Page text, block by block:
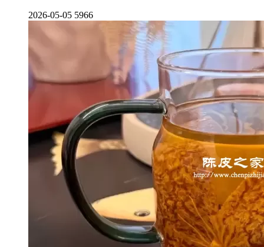
2026-05-05 5966